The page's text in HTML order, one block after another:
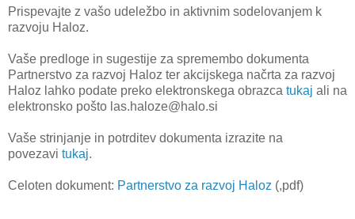
Prispevajte z vašo udeležbo in aktivnim sodelovanjem k
razvoju Haloz.
Vaše predloge in sugestije za spremembo dokumenta
Partnerstvo za razvoj Haloz ter akcijskega načrta za razvoj
Haloz lahko podate preko elektronskega obrazca tukaj ali na
elektronsko pošto las.haloze@halo.si
Vaše strinjanje in potrditev dokumenta izrazite na
povezavi tukaj.
Celoten dokument: Partnerstvo za razvoj Haloz (,pdf)